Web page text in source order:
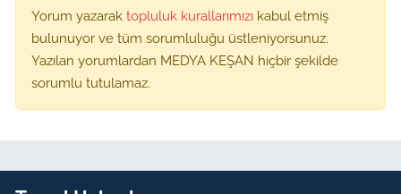
Yorum yazarak topluluk kurallarımızı kabul etmiş
bulunuyor ve tüm sorumluluğu üstleniyorsunuz.
Yazılan yorumlardan MEDYA KEŞAN hiçbir şekilde
sorumlu tutulamaz.